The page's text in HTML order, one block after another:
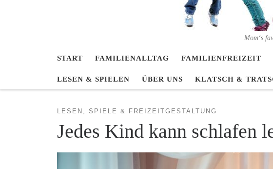
Mom‘s
START FAMILIENALLTAG FAMILIENFREIZEIT
LESEN & SPIELEN ÜBER UNS KLATSCH &
LESEN, SPIELE & FREIZEITGESTALTUNG
Jedes Kind kann schlafen